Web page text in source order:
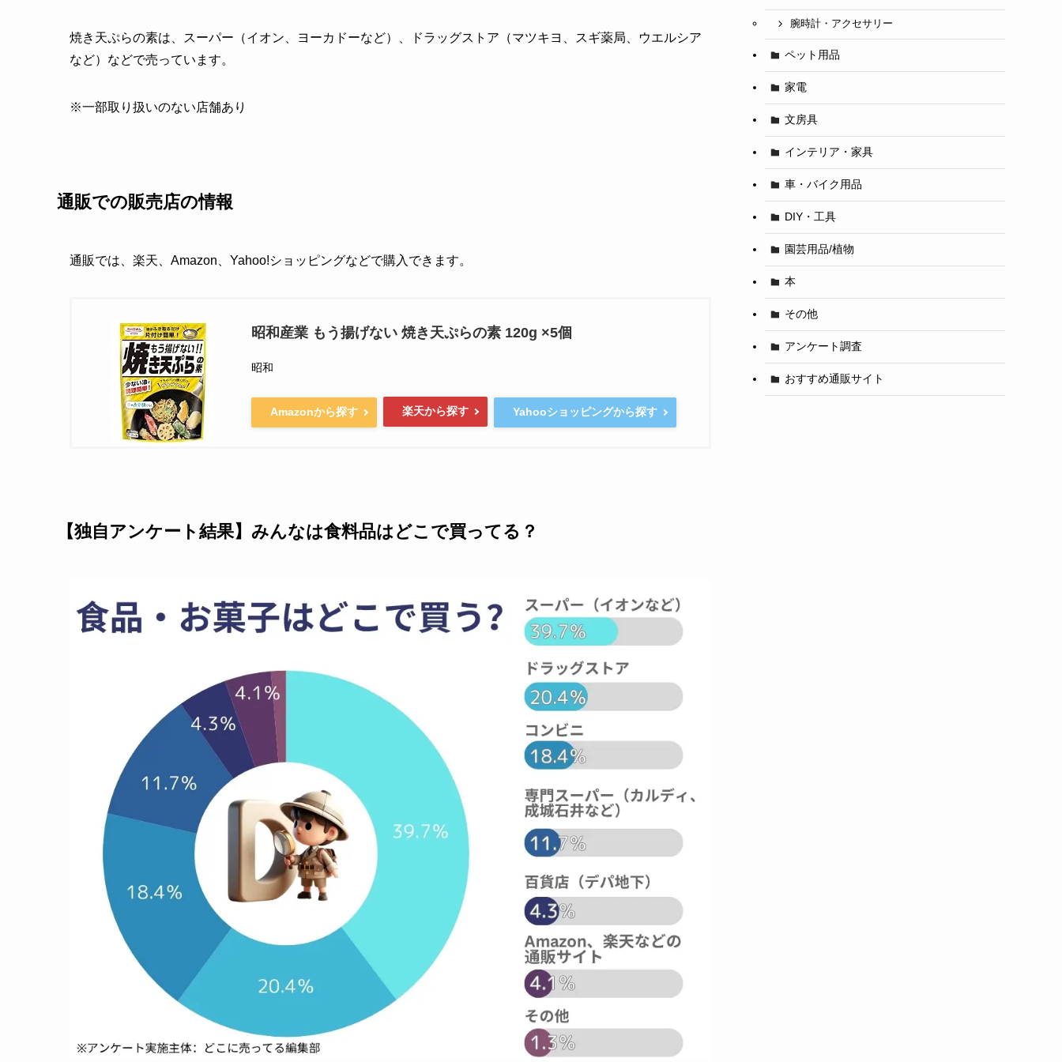
焼き天ぷらの素は、スーパー（イオン、ヨーカドーなど）、ドラッグストア（マツキヨ、スギ薬局、ウエルシア
など）などで売っています。
※一部取り扱いのない店舗あり
通販での販売店の情報
通販では、楽天、Amazon、Yahoo!ショッピングなどで購入できます。
昭和産業 もう揚げない 焼き天ぷらの素 120g ×5個
昭和
Amazonから探す 楽天から探す Yahooショッピングから探す
【独自アンケート結果】みんなは食料品はどこで買ってる？
腕時計・アクセサリー
ペット用品
家電
文房具
インテリア・家具
車・バイク用品
DIY・工具
園芸用品/植物
本
その他
アンケート調査
おすすめ通販サイト